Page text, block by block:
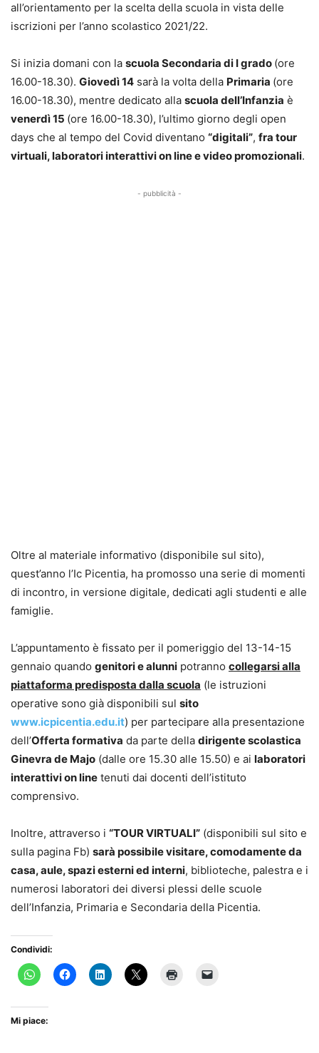
all’orientamento per la scelta della scuola in vista delle
iscrizioni per l’anno scolastico 2021/22.
Si inizia domani con la scuola Secondaria di I grado (ore
16.00-18.30). Giovedì 14 sarà la volta della Primaria (ore
16.00-18.30), mentre dedicato alla scuola dell’Infanzia è
venerdì 15 (ore 16.00-18.30), l’ultimo giorno degli open
days che al tempo del Covid diventano “digitali”, fra tour
virtuali, laboratori interattivi on line e video promozionali.
- pubblicità -
Oltre al materiale informativo (disponibile sul sito),
quest’anno l’Ic Picentia, ha promosso una serie di momenti
di incontro, in versione digitale, dedicati agli studenti e alle
famiglie.
L’appuntamento è fissato per il pomeriggio del 13-14-15
gennaio quando genitori e alunni potranno collegarsi alla
piattaforma predisposta dalla scuola (le istruzioni
operative sono già disponibili sul sito
www.icpicentia.edu.it) per partecipare alla presentazione
dell’Offerta formativa da parte della dirigente scolastica
Ginevra de Majo (dalle ore 15.30 alle 15.50) e ai laboratori
interattivi on line tenuti dai docenti dell’istituto
comprensivo.
Inoltre, attraverso i “TOUR VIRTUALI” (disponibili sul sito e
sulla pagina Fb) sarà possibile visitare, comodamente da
casa, aule, spazi esterni ed interni, biblioteche, palestra e i
numerosi laboratori dei diversi plessi delle scuole
dell’Infanzia, Primaria e Secondaria della Picentia.
Condividi:
Mi piace: